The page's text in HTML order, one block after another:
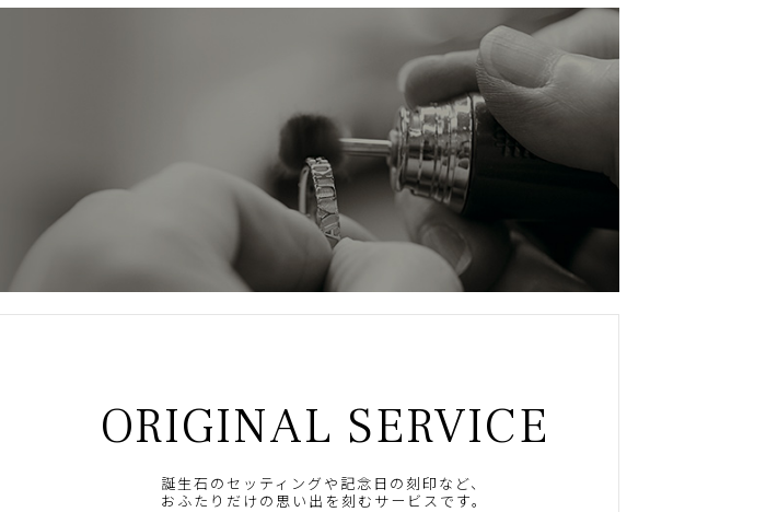
ORIGINAL SERVICE
誕生石のセッティングや記念日の刻印など、
おふたりだけの思い出を刻むサービスです。